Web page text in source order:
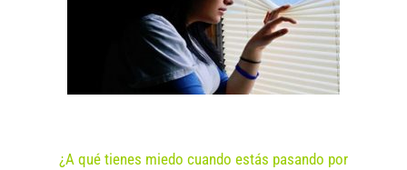
¿A qué tienes miedo cuando estás pasando por